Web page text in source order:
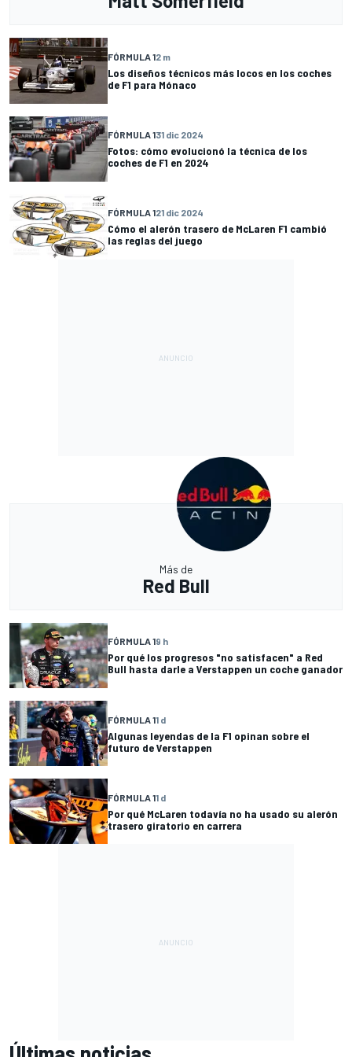
FÓRMULA 12 m
Los diseños técnicos más locos en los coches
de F1 para Mónaco
FÓRMULA 131 dic 2024
Fotos: cómo evolucionó la técnica de los
coches de F1 en 2024
FÓRMULA 121 dic 2024
Cómo el alerón trasero de McLaren F1 cambió
las reglas del juego
Más de
Red Bull
FÓRMULA 19 h
Por qué los progresos "no satisfacen" a Red
Bull hasta darle a Verstappen un coche ganador
FÓRMULA 11 d
Algunas leyendas de la F1 opinan sobre el
futuro de Verstappen
FÓRMULA 11 d
Por qué McLaren todavía no ha usado su alerón
trasero giratorio en carrera